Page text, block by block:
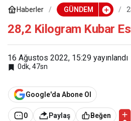
Haberler GÜNDEM
28,2 Kilogram Kubar
16 Ağustos 2022, 15:29 yayınlandı
0dk, 47sn
Google'da Abone Ol
0 Paylaş Beğen